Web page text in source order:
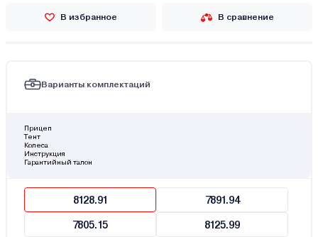
В избранное В сравнение
Варианты комплектаций
Прицеп
Тент
Колеса
Инструкция
Гарантийный талон
8128.91 7891.94
7805.15 8125.99